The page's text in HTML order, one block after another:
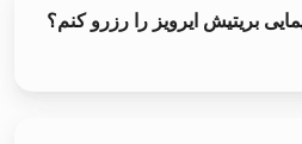
بریتیش ایرویز را رزرو کنم؟